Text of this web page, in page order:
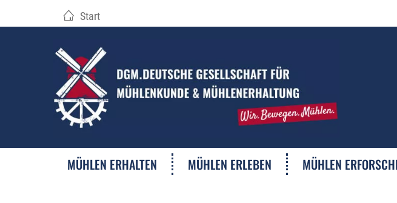
Start
MÜHLEN ERHALTEN MÜHLEN ERLEBEN MÜHLEN